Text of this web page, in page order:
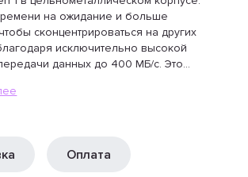
на ожидание и больше
сконцентрироваться на других
исключительно высокой
данных до 400 МБ/с. Это...
Оплата